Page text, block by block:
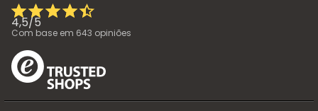
4,5/5
Com base em 643 opiniões